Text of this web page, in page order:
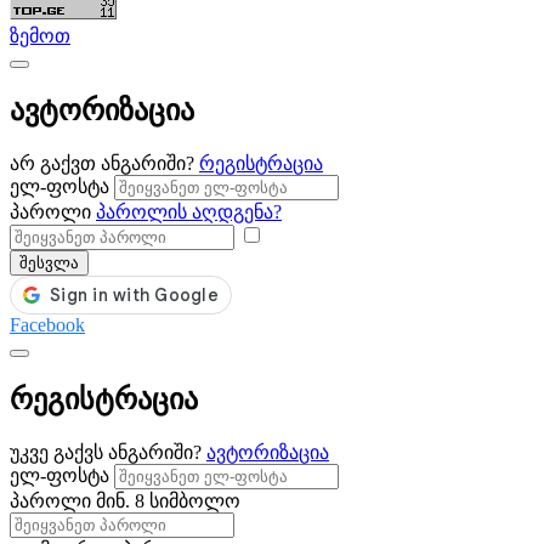
ზემოთ
ავტორიზაცია
არ გაქვთ ანგარიში? რეგისტრაცია
ელ-ფოსტა
პაროლი პაროლის აღდგენა?
შესვლა
Facebook
რეგისტრაცია
უკვე გაქვს ანგარიში? ავტორიზაცია
ელ-ფოსტა
პაროლი მინ. 8 სიმბოლო